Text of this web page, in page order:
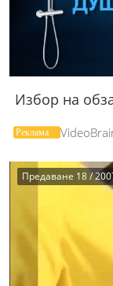
Избор на
Предаване 18 /